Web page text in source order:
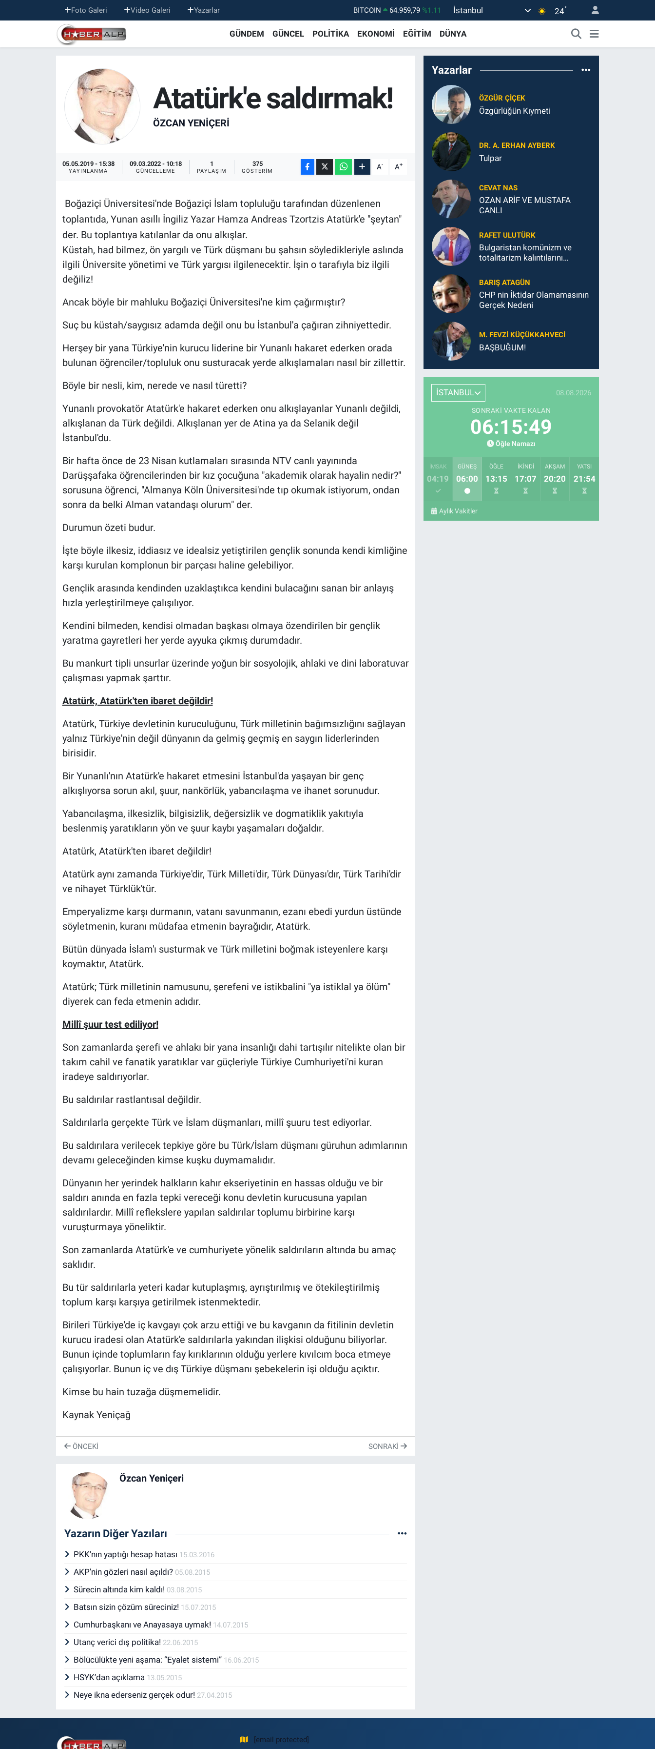
Foto Galeri Video Galeri Yazarlar
EURO
55,2510 %0.32
%0.03
BİST100
%-14
İstanbul 24°
GÜNDEM GÜNCEL POLİTİKA EKONOMİ EĞİTİM DÜNYA
Atatürk'e saldırmak!
ÖZCAN YENIÇERI
05.05.2019 - 15:38
YAYINLANMA
09.03.2022 - 10:18
GÜNCELLEME
1
PAYLAŞIM
375
GÖSTERIM A- A+
Boğaziçi Üniversitesi'nde Boğaziçi İslam topluluğu tarafından düzenlenen
toplantıda, Yunan asıllı İngiliz Yazar Hamza Andreas Tzortzis Atatürk'e "şeytan"
der. Bu toplantıya katılanlar da onu alkışlar.
Küstah, had bilmez, ön yargılı ve Türk düşmanı bu şahsın söyledikleriyle aslında
ilgili Üniversite yönetimi ve Türk yargısı ilgilenecektir. İşin o tarafıyla biz ilgili
değiliz!
Ancak böyle bir mahluku Boğaziçi Üniversitesi'ne kim çağırmıştır?
Suç bu küstah/saygısız adamda değil onu bu İstanbul'a çağıran zihniyettedir.
Herşey bir yana Türkiye'nin kurucu liderine bir Yunanlı hakaret ederken orada
bulunan öğrenciler/topluluk onu susturacak yerde alkışlamaları nasıl bir zillettir.
Böyle bir nesli, kim, nerede ve nasıl türetti?
Yunanlı provokatör Atatürk'e hakaret ederken onu alkışlayanlar Yunanlı değildi,
alkışlanan da Türk değildi. Alkışlanan yer de Atina ya da Selanik değil
İstanbul'du.
Bir hafta önce de 23 Nisan kutlamaları sırasında NTV canlı yayınında
Darüşşafaka öğrencilerinden bir kız çocuğuna "akademik olarak hayalin nedir?"
sorusuna öğrenci, "Almanya Köln Üniversitesi'nde tıp okumak istiyorum, ondan
sonra da belki Alman vatandaşı olurum" der.
Durumun özeti budur.
İşte böyle ilkesiz, iddiasız ve idealsiz yetiştirilen gençlik sonunda kendi kimliğine
karşı kurulan komplonun bir parçası haline gelebiliyor.
Gençlik arasında kendinden uzaklaştıkca kendini bulacağını sanan bir anlayış
hızla yerleştirilmeye çalışılıyor.
Kendini bilmeden, kendisi olmadan başkası olmaya özendirilen bir gençlik
yaratma gayretleri her yerde ayyuka çıkmış durumdadır.
Bu mankurt tipli unsurlar üzerinde yoğun bir sosyolojik, ahlaki ve dini laboratuvar
çalışması yapmak şarttır.
Atatürk, Atatürk'ten ibaret değildir!
Atatürk, Türkiye devletinin kuruculuğunu, Türk milletinin bağımsızlığını sağlayan
yalnız Türkiye'nin değil dünyanın da gelmiş geçmiş en saygın liderlerinden
birisidir.
Bir Yunanlı'nın Atatürk'e hakaret etmesini İstanbul'da yaşayan bir genç
alkışlıyorsa sorun akıl, şuur, nankörlük, yabancılaşma ve ihanet sorunudur.
Yabancılaşma, ilkesizlik, bilgisizlik, değersizlik ve dogmatiklik yakıtıyla
beslenmiş yaratıkların yön ve şuur kaybı yaşamaları doğaldır.
Atatürk, Atatürk'ten ibaret değildir!
Atatürk aynı zamanda Türkiye'dir, Türk Milleti'dir, Türk Dünyası'dır, Türk Tarihi'dir
ve nihayet Türklük'tür.
Emperyalizme karşı durmanın, vatanı savunmanın, ezanı ebedi yurdun üstünde
söyletmenin, kuranı müdafaa etmenin bayrağıdır, Atatürk.
Bütün dünyada İslam'ı susturmak ve Türk milletini boğmak isteyenlere karşı
koymaktır, Atatürk.
Atatürk; Türk milletinin namusunu, şerefeni ve istikbalini "ya istiklal ya ölüm"
diyerek can feda etmenin adıdır.
Millî şuur test ediliyor!
Son zamanlarda şerefi ve ahlakı bir yana insanlığı dahi tartışılır nitelikte olan bir
takım cahil ve fanatik yaratıklar var güçleriyle Türkiye Cumhuriyeti'ni kuran
iradeye saldırıyorlar.
Bu saldırılar rastlantısal değildir.
Saldırılarla gerçekte Türk ve İslam düşmanları, millî şuuru test ediyorlar.
Bu saldırılara verilecek tepkiye göre bu Türk/İslam düşmanı güruhun adımlarının
devamı geleceğinden kimse kuşku duymamalıdır.
Dünyanın her yerindek halkların kahır ekseriyetinin en hassas olduğu ve bir
saldırı anında en fazla tepki vereceği konu devletin kurucusuna yapılan
saldırılardır. Millî reflekslere yapılan saldırılar toplumu birbirine karşı
vuruşturmaya yöneliktir.
Son zamanlarda Atatürk'e ve cumhuriyete yönelik saldırıların altında bu amaç
saklıdır.
Bu tür saldırılarla yeteri kadar kutuplaşmış, ayrıştırılmış ve ötekileştirilmiş
toplum karşı karşıya getirilmek istenmektedir.
Birileri Türkiye'de iç kavgayı çok arzu ettiği ve bu kavganın da fitilinin devletin
kurucu iradesi olan Atatürk'e saldırılarla yakından ilişkisi olduğunu biliyorlar.
Bunun içinde toplumların fay kırıklarının olduğu yerlere kıvılcım boca etmeye
çalışıyorlar. Bunun iç ve dış Türkiye düşmanı şebekelerin işi olduğu açıktır.
Kimse bu hain tuzağa düşmemelidir.
Kaynak Yeniçağ
ÖNCEKI SONRAKI
Özcan Yeniçeri
Yazarın Diğer Yazıları
PKK'nın yaptığı hesap hatası 15.03.2016
AKP’nin gözleri nasıl açıldı? 05.08.2015
Sürecin altında kim kaldı! 03.08.2015
Batsın sizin çözüm süreciniz! 15.07.2015
Cumhurbaşkanı ve Anayasaya uymak! 14.07.2015
Utanç verici dış politika! 22.06.2015
Bölücülükte yeni aşama: “Eyalet sistemi” 16.06.2015
HSYK’dan açıklama 13.05.2015
Neye ikna ederseniz gerçek odur! 27.04.2015
Yazarlar
ÖZGÜR ÇİÇEK
Özgürlüğün Kıymeti
DR. A. ERHAN AYBERK
Tulpar
CEVAT NAS
OZAN ARİF VE MUSTAFA
CANLI
RAFET ULUTÜRK
Bulgaristan komünizm ve
totalitarizm kalıntılarını
söküp atmak zorundadır.
BARIŞ ATAGÜN
CHP nin İktidar Olamamasının
Gerçek Nedeni
M. FEVZI KÜÇÜKKAHVECI
BAŞBUĞUM!
İSTANBUL 08.08.2026
SONRAKI VAKTE KALAN
06:15:48
Öğle Namazı
İMSAK
04:19
GÜNEŞ
06:00
ÖĞLE
13:15
İKINDI
17:07
AKŞAM
20:20
YATSI
21:54
Aylık Vakitler
[email protected]
Nöbetçi Eczaneler
Trafik Durumu
Süper Lig Puan Durumu ve Fikstür
Tüm Manşetler
Son Dakika Haberleri